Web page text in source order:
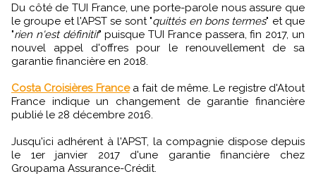
Du côté de TUI France, une porte-parole nous assure que
le groupe et l'APST se sont "quittés en bons termes" et que
"rien n'est définitif" puisque TUI France passera, fin 2017, un
nouvel appel d'offres pour le renouvellement de sa
garantie financière en 2018.
Costa Croisières Francea fait de même. Le registre d'Atout
France indique un changement de garantie financière
publié le 28 décembre 2016.
Jusqu'ici adhérent à l'APST, la compagnie dispose depuis
le 1er janvier 2017 d'une garantie financière chez
Groupama Assurance-Crédit.